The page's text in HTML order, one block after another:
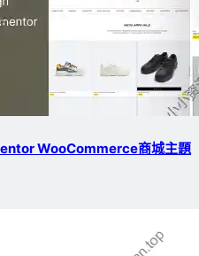
WooCommerce商城主題